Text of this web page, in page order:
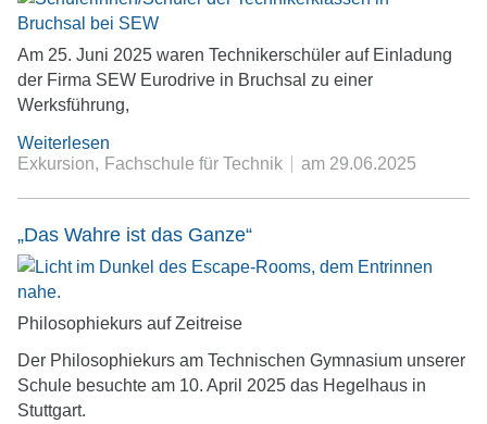
Am 25. Juni 2025 waren Technikerschüler auf Einladung
der Firma SEW Eurodrive in Bruchsal zu einer
Werksführung,
Weiterlesen
Exkursion
Fachschule für Technik am 29.06.2025
„Das Wahre ist das Ganze“
Philosophiekurs auf Zeitreise
Der Philosophiekurs am Technischen Gymnasium unserer
Schule besuchte am 10. April 2025 das Hegelhaus in
Stuttgart.